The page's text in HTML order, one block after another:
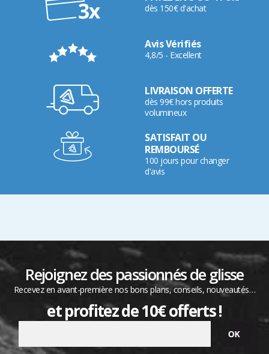
dès 150€ d'achat
Avis Vérifiés
4,8/5 - Excellent
LIVRAISON OFFERTE
dès 99€ hors produits
volumineux
SATISFAIT OU
REMBOURSÉ
100 jours pour changer
d'avis
Rejoignez des passionnés de glisse
Recevez en avant-première nos bons plans, conseils, nouveautés…
et profitez de 10€ offerts !